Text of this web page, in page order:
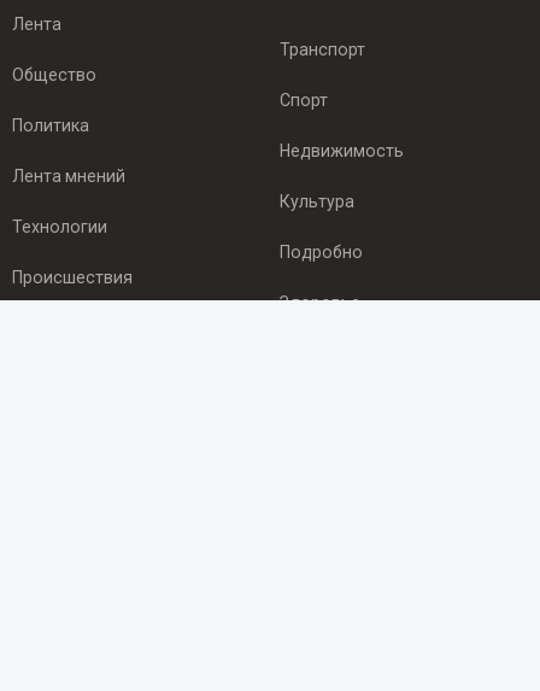
Лента
Общество
Политика
Лента мнений
Технологии
Происшествия
Транспорт
Спорт
Недвижимость
Культура
Подробно
Здоровье